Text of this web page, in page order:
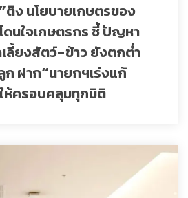
ติง นโยบายเกษตรของ
ดนใจเกษตรกร ชี้ ปัญหา
เลี้ยงสัตว์-ข้าว ยังตกต่ำ
ฝาก“นายกฯเร่งแก้
ห้ครอบคลุมทุกมิติ